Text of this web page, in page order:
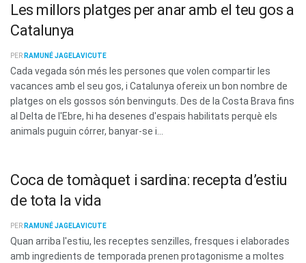
Les millors platges per anar amb el teu gos a
Catalunya
PER RAMUNÉ JAGELAVICUTE
Cada vegada són més les persones que volen compartir les
vacances amb el seu gos, i Catalunya ofereix un bon nombre de
platges on els gossos són benvinguts. Des de la Costa Brava fins
al Delta de l'Ebre, hi ha desenes d'espais habilitats perquè els
animals puguin córrer, banyar-se i...
Coca de tomàquet i sardina: recepta d’estiu
de tota la vida
PER RAMUNÉ JAGELAVICUTE
Quan arriba l'estiu, les receptes senzilles, fresques i elaborades
amb ingredients de temporada prenen protagonisme a moltes